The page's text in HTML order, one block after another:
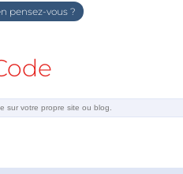
pensez-vous ?